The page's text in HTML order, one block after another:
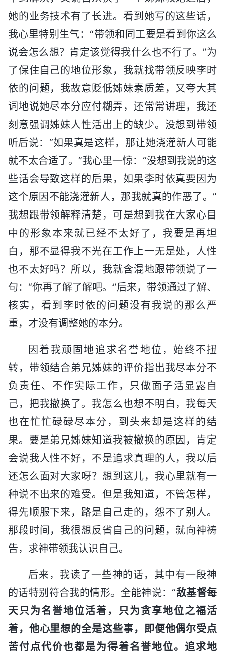
她的业务技术有了长进。看到她写的这些话，
我心里特别生气：“带领和同工要是看到你这么
说会怎么想？肯定该觉得我什么也不行了。”为
了保住自己的地位形象，我就找带领反映李时
依的问题，我故意贬低姊妹素质差，又夸大其
词地说她尽本分应付糊弄，还常常讲理，我还
刻意强调姊妹人性活出上的缺少。没想到带领
听后说：“如果真是这样，那让她浇灌新人可能
就不太合适了。”我心里一惊：“没想到我说的这
些话会导致这样的后果，如果李时依真要因为
这个原因不能浇灌新人，那我就真的作恶了。”
我想跟带领解释清楚，可是想到我在大家心目
中的形象本来就已经不太好了，我要是再坦
白，那不显得我不光在工作上一无是处，人性
也不太好吗？所以，我就含混地跟带领说了一
句：“你再了解了解吧。”后来，带领通过了解、
核实，看到李时依的问题没有我说的那么严
重，才没有调整她的本分。
因着我顽固地追求名誉地位，始终不扭
转，带领结合弟兄姊妹的评价指出我尽本分不
负责任、不作实际工作，只做面子活显露自
己，把我撤换了。我怎么也想不明白，我每天
也在忙忙碌碌尽本分，到头来却是这样的结
果。要是弟兄姊妹知道我被撤换的原因，肯定
会说我人性不好，不是追求真理的人，我以后
还怎么面对大家呀？想到这儿，我心里就有一
种说不出来的难受。但是我知道，不管怎样，
得先顺服下来，路是自己走的，怨不了别人。
那段时间，我很想反省自己的问题，就向神祷
告，求神带领我认识自己。
后来，我读了一些神的话，其中有一段神
的话特别符合我的情形。全能神说：“敌基督每
天只为名誉地位活着，只为贪享地位之福活
着，他心里想的全是这些事，即便他偶尔受点
苦付点代价也都是为得着名誉地位。追求地